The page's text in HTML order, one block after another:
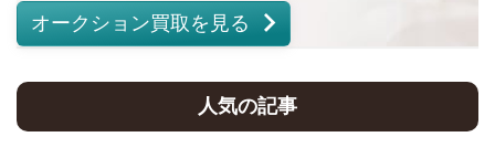
オークション買取を見る
人気の記事